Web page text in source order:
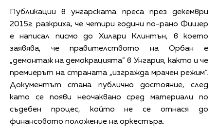
Публикации в унгарската преса през декември
2015г. разкриха, че четири години по-рано Фишер
е написал писмо до Хилари Клинтън, в което
заявява, че правителството на Орбан е
„демонтаж на демокрацията” в Унгария, както и че
премиерът на страната „изгражда мрачен режим”.
Документът стана публично достояние, след
като се появи неочаквано сред материали по
съдебен процес, който не се отнася до
финансовото положение на оркестъра.